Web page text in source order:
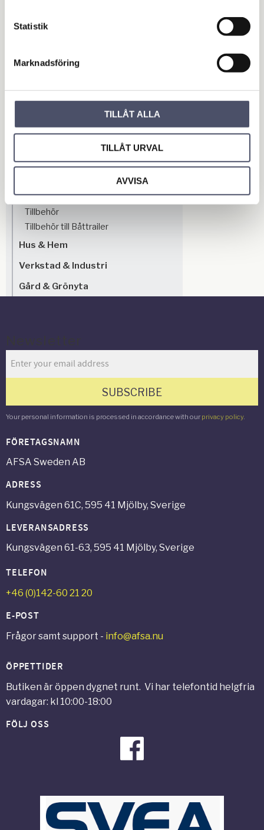
Statistik
Marknadsföring
TILLÅT ALLA
TILLÅT URVAL
AVVISA
Släpvagn & Trailer
Verktygslådor
Bromscylindrar & Tillbehör till broms
Hjul & Däck
Hjulaxlar
Hjulbultar & Hjulmuttrar
Tillbehör
Tillbehör till Båttrailer
Hus & Hem
Verkstad & Industri
Gård & Grönyta
SUBSCRIBE
Your personal information is processed in accordance with our privacy policy.
FÖRETAGSNAMN
AFSA Sweden AB
ADRESS
Kungsvägen 61C, 595 41 Mjölby, Sverige
LEVERANSADRESS
Kungsvägen 61-63, 595 41 Mjölby, Sverige
TELEFON
+46 (0)142-60 21 20
E-POST
Frågor samt support - info@afsa.nu
ÖPPETTIDER
Butiken är öppen dygnet runt. Vi har telefontid helgfria
vardagar: kl 10:00-18:00
FÖLJ OSS